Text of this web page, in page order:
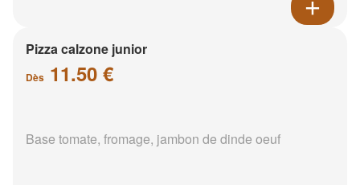
Pizza calzone junior
Dès 11.50 €
Base tomate, fromage, jambon de dinde oeuf